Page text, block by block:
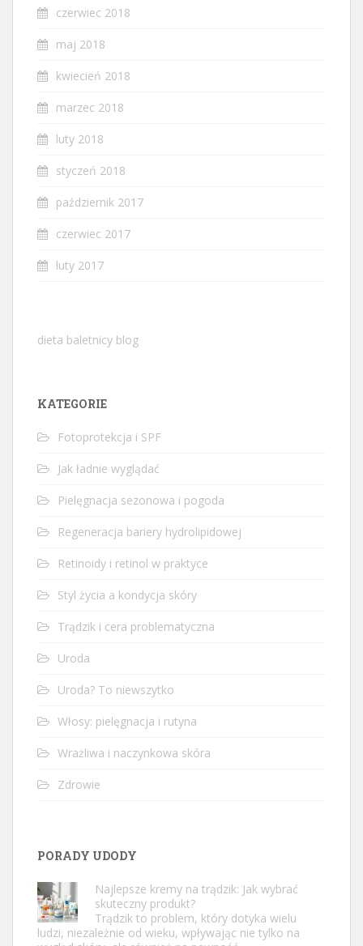
czerwiec 2018
maj 2018
kwiecień 2018
marzec 2018
luty 2018
styczeń 2018
październik 2017
czerwiec 2017
luty 2017
dieta baletnicy blog
KATEGORIE
Fotoprotekcja i SPF
Jak ładnie wyglądać
Pielęgnacja sezonowa i pogoda
Regeneracja bariery hydrolipidowej
Retinoidy i retinol w praktyce
Styl życia a kondycja skóry
Trądzik i cera problematyczna
Uroda
Uroda? To niewszytko
Włosy: pielęgnacja i rutyna
Wrażliwa i naczynkowa skóra
Zdrowie
PORADY UDODY
Najlepsze kremy na trądzik: Jak wybrać
skuteczny produkt?
Trądzik to problem, który dotyka wielu
ludzi, niezależnie od wieku, wpływając nie tylko na